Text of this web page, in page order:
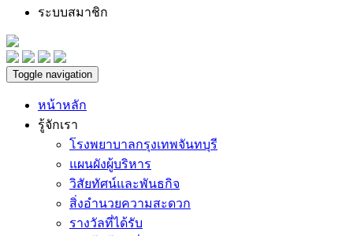
ระบบสมาชิก
Toggle navigation
หน้าหลัก
รู้จักเรา
โรงพยาบาลกรุงเทพจันทบุรี
แผนผังผู้บริหาร
วิสัยทัศน์และพันธกิจ
สิ่งอำนวยความสะดวก
รางวัลที่ได้รับ